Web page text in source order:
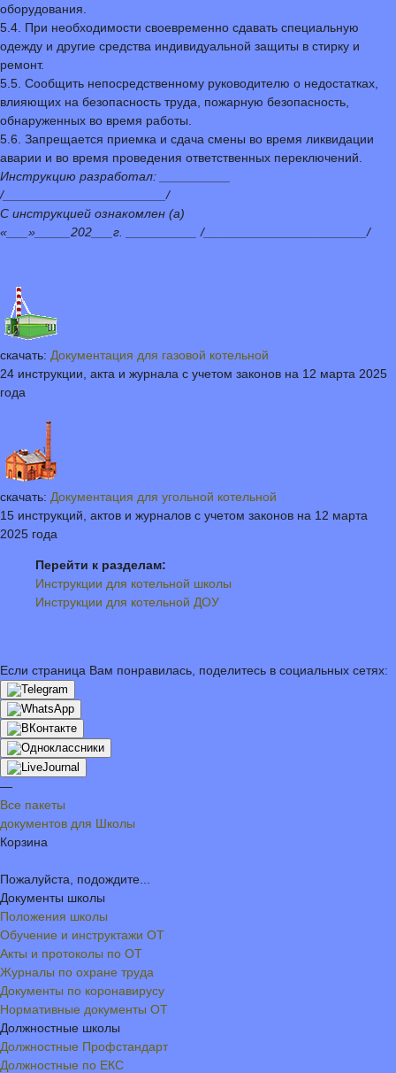
оборудования.
5.4. При необходимости своевременно сдавать специальную
одежду и другие средства индивидуальной защиты в стирку и
ремонт.
5.5. Сообщить непосредственному руководителю о недостатках,
влияющих на безопасность труда, пожарную безопасность,
обнаруженных во время работы.
5.6. Запрещается приемка и сдача смены во время ликвидации
аварии и во время проведения ответственных переключений.
Инструкцию разработал: __________
/_______________________/
С инструкцией ознакомлен (а)
«___»_____202___г. __________ /_______________________/
скачать: Документация для газовой котельной
24 инструкции, акта и журнала с учетом законов на 12 марта 2025
года
скачать: Документация для угольной котельной
15 инструкций, актов и журналов с учетом законов на 12 марта
2025 года
Перейти к разделам:
Инструкции для котельной школы
Инструкции для котельной ДОУ
Если страница Вам понравилась, поделитесь в социальных сетях:
—
Все пакеты
документов для Школы
Корзина
Пожалуйста, подождите...
Документы школы
Положения школы
Обучение и инструктажи ОТ
Акты и протоколы по ОТ
Журналы по охране труда
Документы по коронавирусу
Нормативные документы ОТ
Должностные школы
Должностные Профстандарт
Должностные по ЕКС